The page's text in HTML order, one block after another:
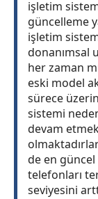
işletim
güncelleme
işletim
donanımsal
her zaman
eski model
sürece
sistemi
devam
de en
telefonları
seviyesini